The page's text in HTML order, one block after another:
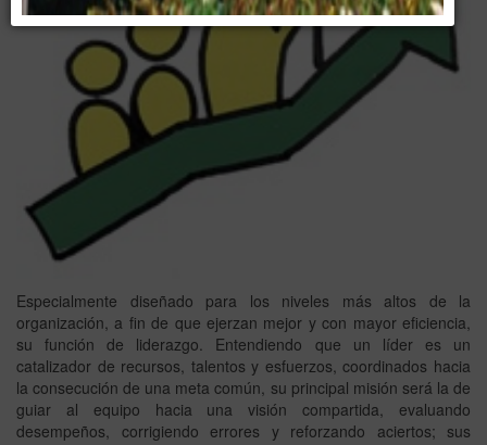
Especialmente diseñado para los niveles más altos de la
organización, a fin de que ejerzan mejor y con mayor eficiencia,
su función de liderazgo. Entendiendo que un líder es un
catalizador de recursos, talentos y esfuerzos, coordinados hacia
la consecución de una meta común, su principal misión será la de
guiar al equipo hacia una visión compartida, evaluando
desempeños, corrigiendo errores y reforzando aciertos; sus